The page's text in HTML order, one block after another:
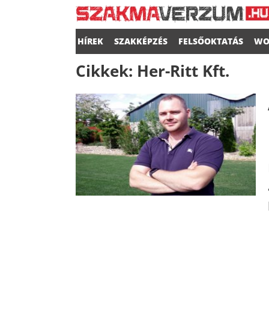
HÍREK SZAKKÉPZÉS FELSŐOKTATÁS
Cikkek: Her-Ritt Kft.